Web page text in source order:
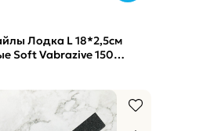
Лодка L 18*2,5см
Soft Vabrazive 150